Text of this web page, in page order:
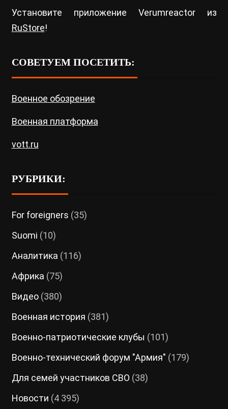
Установите приложение Verumreactor из
RuStore!
СОВЕТУЕМ ПОСЕТИТЬ:
Военное обозрение
Военная платформа
vott.ru
РУБРИКИ:
For foreigners (35)
Suomi (10)
Аналитика (116)
Африка (75)
Видео(380)
Военная история (381)
Военно-патриотические клубы (101)
Военно-технический форум "Армия" (179)
Для семей участников СВО (38)
Новости (4 395)